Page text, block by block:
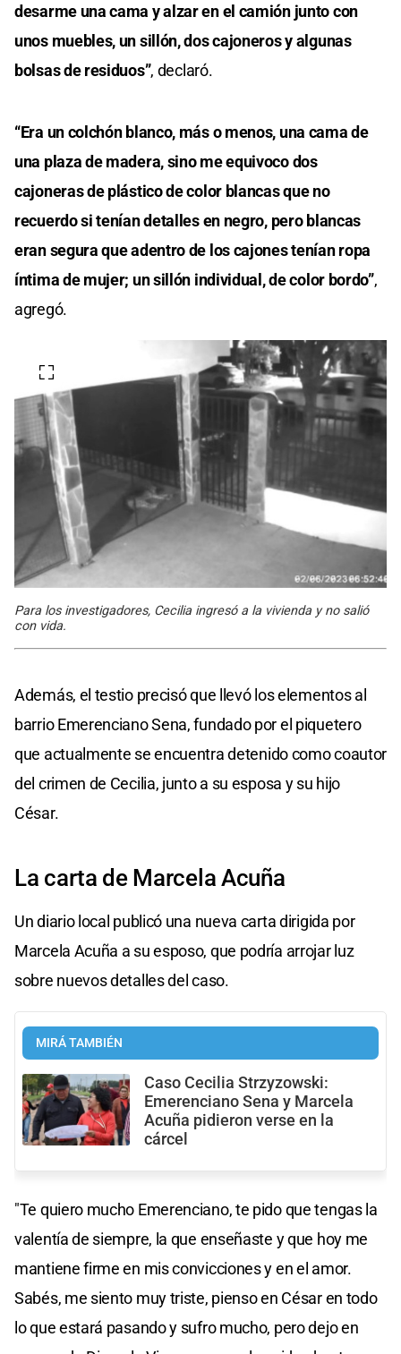
desarme una cama y alzar en el camión junto con
unos muebles, un sillón, dos cajoneros y algunas
bolsas de residuos”, declaró.
“Era un colchón blanco, más o menos, una cama de
una plaza de madera, sino me equivoco dos
cajoneras de plástico de color blancas que no
recuerdo si tenían detalles en negro, pero blancas
eran segura que adentro de los cajones tenían ropa
íntima de mujer; un sillón individual, de color bordo”,
agregó.
Para los investigadores, Cecilia ingresó a la vivienda y no salió
con vida.
Además, el testio precisó que llevó los elementos al
barrio Emerenciano Sena, fundado por el piquetero
que actualmente se encuentra detenido como coautor
del crimen de Cecilia, junto a su esposa y su hijo
César.
La carta de Marcela Acuña
Un diario local publicó una nueva carta dirigida por
Marcela Acuña a su esposo, que podría arrojar luz
sobre nuevos detalles del caso.
MIRÁ TAMBIÉN
Caso Cecilia Strzyzowski:
Emerenciano Sena y Marcela
Acuña pidieron verse en la
cárcel
"Te quiero mucho Emerenciano, te pido que tengas la
valentía de siempre, la que enseñaste y que hoy me
mantiene firme en mis convicciones y en el amor.
Sabés, me siento muy triste, pienso en César en todo
lo que estará pasando y sufro mucho, pero dejo en